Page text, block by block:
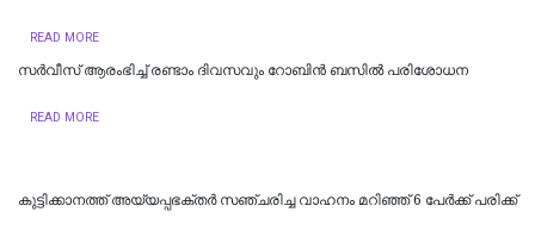
READ MORE
സര്‍വീസ് ആരംഭിച്ച്‌ രണ്ടാം ദിവസവും റോബിൻ ബസില്‍ പരിശോധന
READ MORE
കുട്ടിക്കാനത്ത് അയ്യപ്പഭക്തർ സഞ്ചരിച്ച വാഹനം മറിഞ്ഞ് 6 പേര്‍ക്ക് പരിക്ക്